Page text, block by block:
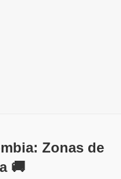
Zonas de
🚚